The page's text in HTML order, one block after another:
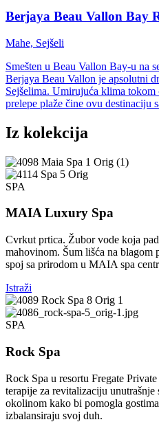
Berjaya Beau Vallon Bay
Mahe, Sejšeli
Smešten u Beau Vallon Bay-u na
Berjaya Beau Vallon je apsolutni
Sejšelima. Umirujuća klima
prelepe plaže čine ovu destinaciju
Iz kolekcija
SPA
MAIA Luxury Spa
Cvrkut prtica. Žubor vode koja
mahovinom. Šum lišća na blagom
spoj sa prirodom u MAIA spa
Istraži
SPA
Rock Spa
Rock Spa u resortu Fregate
terapije za revitalizaciju unutrašnje
okolinom kako bi pomogla
izbalansiraju svoj duh.